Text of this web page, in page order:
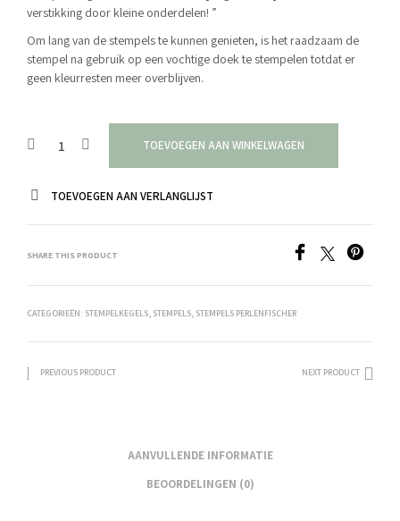
verstikking door kleine onderdelen! ”
Om lang van de stempels te kunnen genieten, is het raadzaam de
stempel na gebruik op een vochtige doek te stempelen totdat er
geen kleurresten meer overblijven.
TOEVOEGEN AAN WINKELWAGEN
TOEVOEGEN AAN VERLANGLIJST
SHARE THIS PRODUCT
CATEGORIEËN: STEMPELKEGELS, STEMPELS, STEMPELS PERLENFISCHER
PREVIOUS PRODUCT NEXT PRODUCT
AANVULLENDE INFORMATIE
BEOORDELINGEN (0)